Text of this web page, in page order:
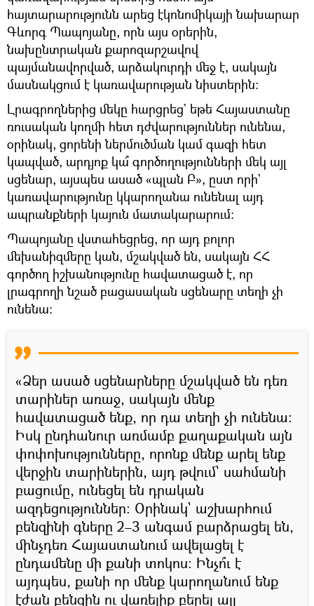
հայտարարությունն արեց էկոնոմիկայի նախարար
Գևորգ Պապոյանը, որն այս օրերին,
նախընտրական քարոզարշավով
պայմանավորված, արձակուրդի մեջ է, սակայն
մասնակցում է կառավարության նիստերին։
Լրագրողներից մեկը հարցրեց` եթե Հայաստանը
ռուսական կողմի հետ դժվարություններ ունենա,
օրինակ, ցորենի ներմուծման կամ գազի հետ
կապված, արդյոք կա՞ գործողությունների մեկ այլ
սցենար, այսպես ասած «պլան Բ», ըստ որի`
կառավարությունը կկարողանա ունենալ այդ
ապրանքների կայուն մատակարարում։
Պապոյանը վստահեցրեց, որ այդ բոլոր
մեխանիզմերը կան, մշակված են, սակայն ՀՀ
գործող իշխանությունը հավատացած է, որ
լրագրողի նշած բացասական սցենարը տեղի չի
ունենա։
«Ձեր ասած սցենարները մշակված են դեռ
տարիներ առաջ, սակայն մենք
հավատացած ենք, որ դա տեղի չի ունենա։
Իսկ ընդհանուր առմամբ քաղաքական այն
փոփոխությունները, որոնք մենք արել ենք
վերջին տարիներին, այդ թվում` սահմանի
բացումը, ունեցել են դրական
ազդեցություններ։ Օրինակ` աշխարհում
բենզինի գները 2–3 անգամ բարձրացել են,
մինչդեռ Հայաստանում ավելացել է
ընդամենը մի քանի տոկոս։ Ինչո՞ւ է
այդպես, քանի որ մենք կարողանում ենք
էժան բենզին ու վառելիք բերել այլ